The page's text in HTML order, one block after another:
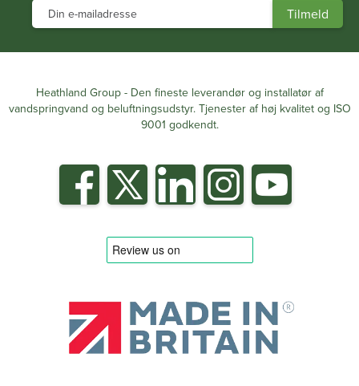
Heathland Group - Den fineste leverandør og installatør af
vandspringvand og beluftningsudstyr. Tjenester af høj kvalitet og ISO
9001 godkendt.